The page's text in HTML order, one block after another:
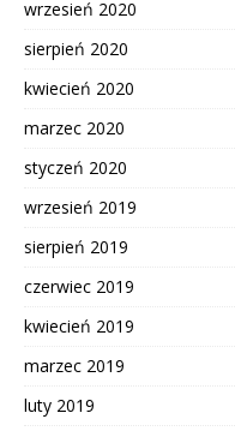
wrzesień 2020
sierpień 2020
kwiecień 2020
marzec 2020
styczeń 2020
wrzesień 2019
sierpień 2019
czerwiec 2019
kwiecień 2019
marzec 2019
luty 2019